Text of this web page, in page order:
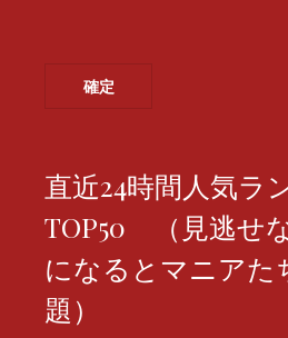
直近24時間人気ラ
TOP50 （見逃せ
になるとマニアた
題）